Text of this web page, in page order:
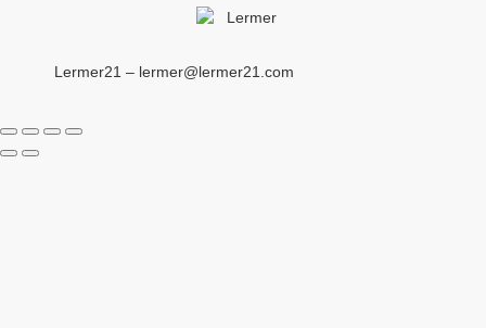
Lermer21 – lermer@lermer21.com